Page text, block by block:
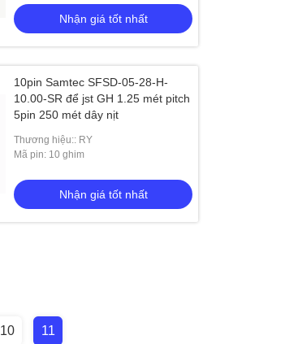
Nhận giá tốt nhất
10pin Samtec SFSD-05-28-H-
10.00-SR để jst GH 1.25 mét pitch
5pin 250 mét dây nịt
Thương hiệu:: RY
Mã pin: 10 ghim
Nhận giá tốt nhất
10 11